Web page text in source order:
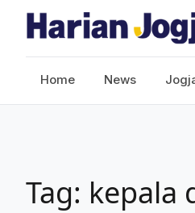
Home News
Tag: kepala